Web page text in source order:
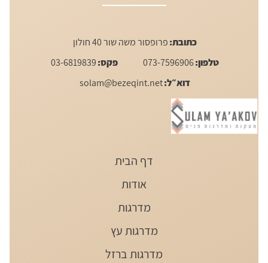
כתובת:פרופסור משה שור 40 חולון
טלפון:073-7596906 פקס:03-6819839
דוא״ל:solam@bezeqint.net
דף הבית
אודות
מדרגות
מדרגות עץ
מדרגות ברזל